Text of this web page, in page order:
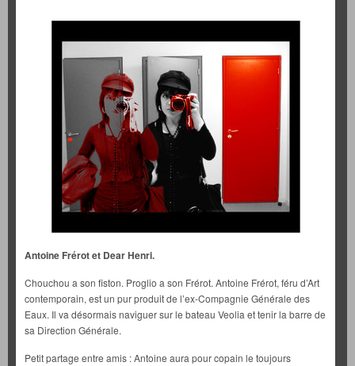
Antoine Frérot et Dear Henri.
Chouchou a son fiston. Proglio a son Frérot. Antoine Frérot, féru d’Art
contemporain, est un pur produit de l’ex-Compagnie Générale des
Eaux. Il va désormais naviguer sur le bateau Veolia et tenir la barre de
sa Direction Générale.
Petit partage entre amis : Antoine aura pour copain le toujours